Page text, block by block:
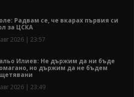
Радвам се, че вкарах първия си
за ЦСКА
2026 | 23:57
Илиев: Не държим да ни бъде
но държим да не бъдем
2026 | 23:49